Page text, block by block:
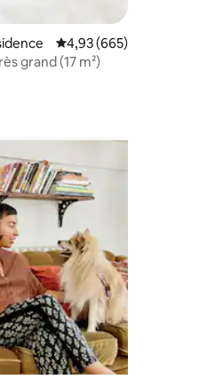
Évaluation moyenne
4,93 (665)
grand (17 m²)